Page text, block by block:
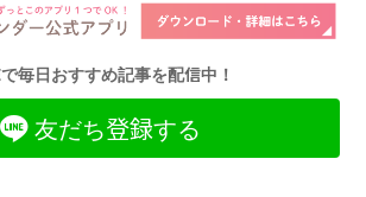
毎日おすすめ記事を配信中！
友だち登録する